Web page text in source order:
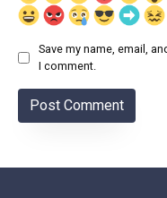
Save my name, email,
I comment.